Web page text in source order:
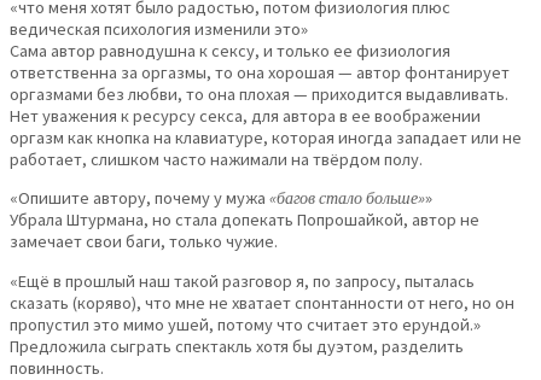
«что меня хотят было радостью, потом физиология плюс
ведическая психология изменили это»
Сама автор равнодушна к сексу, и только ее физиология
ответственна за оргазмы, то она хорошая — автор фонтанирует
оргазмами без любви, то она плохая — приходится выдавливать.
Нет уважения к ресурсу секса, для автора в ее воображении
оргазм как кнопка на клавиатуре, которая иногда западает или не
работает, слишком часто нажимали на твёрдом полу.
«Опишите автору, почему у мужа «багов стало больше»»
Убрала Штурмана, но стала допекать Попрошайкой, автор не
замечает свои баги, только чужие.
«Ещё в прошлый наш такой разговор я, по запросу, пыталась
сказать (коряво), что мне не хватает спонтанности от него, но он
пропустил это мимо ушей, потому что считает это ерундой.»
Предложила сыграть спектакль хотя бы дуэтом, разделить
повинность.